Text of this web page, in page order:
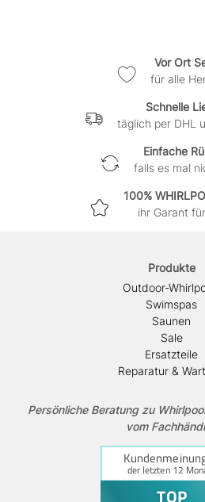
Vor Ort
für alle
Schnelle
täglich per DHL
Einfache
falls es mal
100%
ihr Garant
Produkte
Outdoor-
Swimspas
Saunen
Sale
Ersatzteile
Reparatur &
Persönliche Beratung zu
vom